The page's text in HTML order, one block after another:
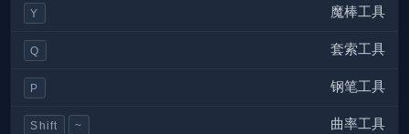
Y 魔棒工具
Q 套索工具
P 钢笔工具
Shift ~ 曲率工具